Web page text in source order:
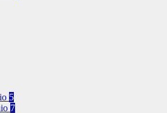
5
7